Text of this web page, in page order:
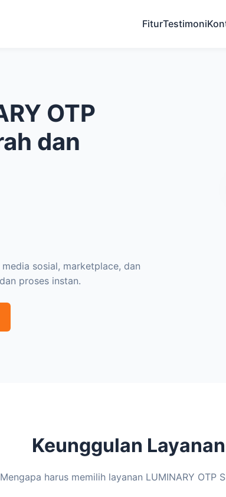
FiturTestimoni
OTP
dan
sosial, marketplace, dan
proses instan.
Keunggulan
Mengapa harus memilih layanan LUMINARY OTP